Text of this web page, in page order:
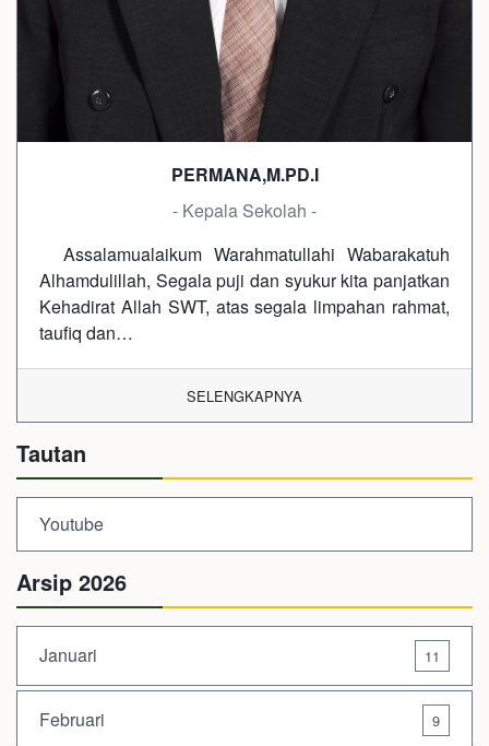
PERMANA,M.PD.I
- Kepala Sekolah -
Assalamualaikum Warahmatullahi Wabarakatuh
Alhamdulillah, Segala puji dan syukur kita panjatkan
Kehadirat Allah SWT, atas segala limpahan rahmat,
taufiq dan…
SELENGKAPNYA
Tautan
Youtube
Arsip 2026
Januari 11
Februari 9